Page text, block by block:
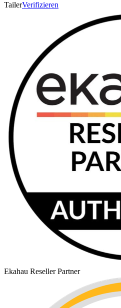
TailerVerifizieren
Ekahau Reseller Partner